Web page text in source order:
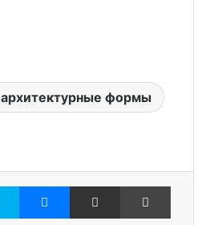
формы
Skype MessengerПоделиться через электронную почту Печатать